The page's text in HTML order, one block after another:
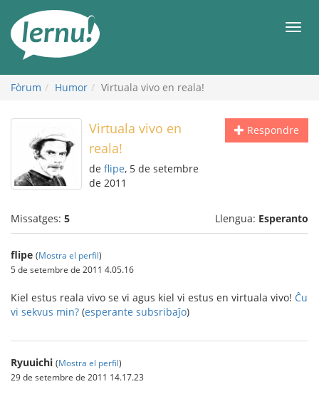
contingut
Fòrum Humor Virtuala vivo en reala!
Respondre
Virtuala vivo en
reala!
de flipe, 5 de setembre
de 2011
Missatges: 5 Llengua: Esperanto
flipe (Mostra el perfil)
5 de setembre de 2011 4.05.16
Kiel estus reala vivo se vi agus kiel vi estus en virtuala vivo! Ĉu
vi sekvus min? (esperante subsribaĵo)
Ryuuichi (Mostra el perfil)
29 de setembre de 2011 14.17.23